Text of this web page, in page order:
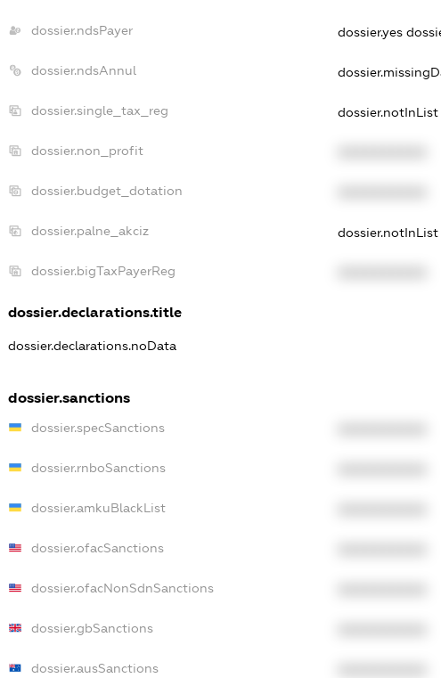
dossier.ndsPayer dossier.yes
dossier.ndsAnnul
dossier.single_tax_reg dossier.notInList
dossier.non_profit
dossier.budget_dotation
dossier.palne_akciz dossier.notInList
dossier.bigTaxPayerReg
dossier.declarations.title
dossier.declarations.noData
dossier.sanctions
dossier.specSanctions
dossier.rnboSanctions
dossier.amkuBlackList
dossier.ofacSanctions
dossier.ofacNonSdnSanctions
dossier.gbSanctions
dossier.ausSanctions